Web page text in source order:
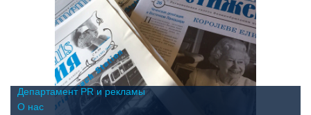
Департамент PR и рекламы
О нас